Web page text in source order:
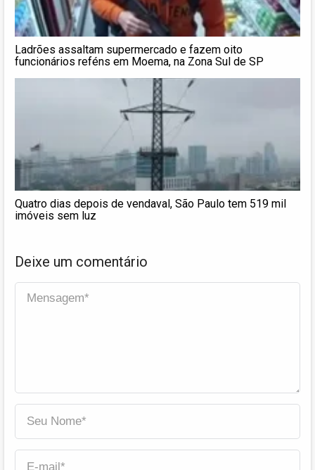
Ladrões assaltam supermercado e fazem oito
funcionários reféns em Moema, na Zona Sul de SP
Quatro dias depois de vendaval, São Paulo tem 519 mil
imóveis sem luz
Deixe um comentário